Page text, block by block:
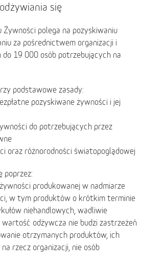
odżywiania się
Żywności polega na pozyskiwaniu
za pośrednictwem organizacji i
19 000 osób potrzebujących na
podstawowe zasady:
pozyskiwane żywności i jej
do potrzebujących przez
oraz różnorodności światopoglądowej
poprzez:
produkowanej w nadmiarze
w tym produktów o krótkim terminie
niehandlowych, wadliwie
odżywcza nie budzi zastrzeżeń
otrzymanych produktów, ich
rzecz organizacji, nie osób